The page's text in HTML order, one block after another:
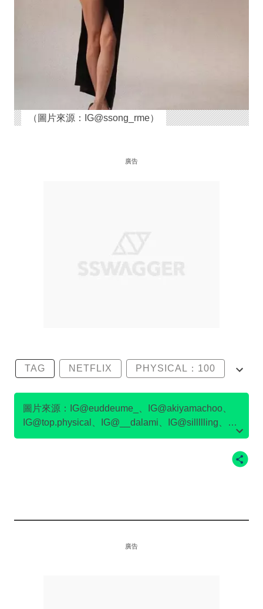
（圖片來源：IG@ssong_rme）
廣告
TAG NETFLIX PHYSICAL：100
尹誠彬
沈音燈
圖片來源：IG@euddeume_、IG@akiyamachoo、
IG@top.physical
、IG@__dalami、IG@sillllling、
IG@kmc_1203_、IG@ssong_rme、IG@netflixkr
廣告